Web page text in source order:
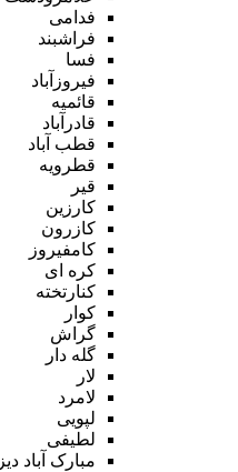
فدامی
فراشبند
فسا
فیروزآباد
قائمیه
قادرآباد
قطب آباد
قطرویه
قیر
کارزین
کازرون
کامفیروز
کره ای
کنارتخته
کوار
گراش
گله دار
لار
لامرد
لپویی
لطیفی
مبارک آباد دیز